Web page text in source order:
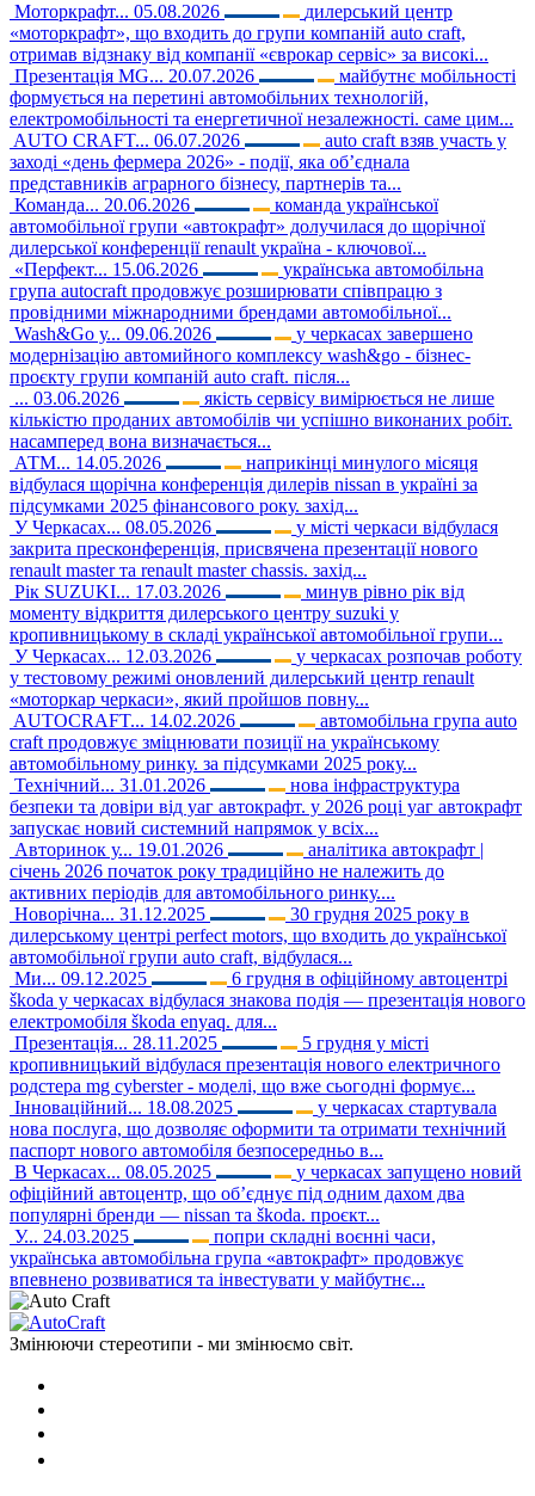
Моторкрафт... 05.08.2026
дилерський центр
«моторкрафт», що входить до групи компаній auto craft,
отримав відзнаку від компанії «єврокар сервіс» за високі...
Презентація MG... 20.07.2026
майбутнє мобільності
формується на перетині автомобільних технологій,
електромобільності та енергетичної незалежності. саме цим...
AUTO CRAFT... 06.07.2026
auto craft взяв участь у
заході «день фермера 2026» - події, яка об’єднала
представників аграрного бізнесу, партнерів та...
Команда... 20.06.2026
команда української
автомобільної групи «автокрафт» долучилася до щорічної
дилерської конференції renault україна - ключової...
«Перфект... 15.06.2026
українська автомобільна
група autocraft продовжує розширювати співпрацю з
провідними міжнародними брендами автомобільної...
Wash&Go у... 09.06.2026
у черкасах завершено
модернізацію автомийного комплексу wash&go - бізнес-
проєкту групи компаній auto craft. після...
... 03.06.2026
якість сервісу вимірюється не лише
кількістю проданих автомобілів чи успішно виконаних робіт.
насамперед вона визначається...
АТМ... 14.05.2026
наприкінці минулого місяця
відбулася щорічна конференція дилерів nissan в україні за
підсумками 2025 фінансового року. захід...
У Черкасах... 08.05.2026
у місті черкаси відбулася
закрита пресконференція, присвячена презентації нового
renault master та renault master chassis. захід...
Рік SUZUKI... 17.03.2026
минув рівно рік від
моменту відкриття дилерського центру suzuki у
кропивницькому в складі української автомобільної групи...
У Черкасах... 12.03.2026
у черкасах розпочав роботу
у тестовому режимі оновлений дилерський центр renault
«моторкар черкаси», який пройшов повну...
AUTOCRAFT... 14.02.2026
автомобільна група auto
craft продовжує зміцнювати позиції на українському
автомобільному ринку. за підсумками 2025 року...
Технічний... 31.01.2026
нова інфраструктура
безпеки та довіри від уаг автокрафт. у 2026 році уаг автокрафт
запускає новий системний напрямок у всіх...
Авторинок у... 19.01.2026
аналітика автокрафт |
січень 2026 початок року традиційно не належить до
активних періодів для автомобільного ринку....
Новорічна... 31.12.2025
30 грудня 2025 року в
дилерському центрі perfect motors, що входить до української
автомобільної групи auto craft, відбулася...
Ми... 09.12.2025
6 грудня в офіційному автоцентрі
škoda у черкасах відбулася знакова подія — презентація нового
електромобіля škoda enyaq. для...
Презентація... 28.11.2025
5 грудня у місті
кропивницький відбулася презентація нового електричного
родстера mg cyberster - моделі, що вже сьогодні формує...
Інноваційний... 18.08.2025
у черкасах стартувала
нова послуга, що дозволяє оформити та отримати технічний
паспорт нового автомобіля безпосередньо в...
В Черкасах... 08.05.2025
у черкасах запущено новий
офіційний автоцентр, що об’єднує під одним дахом два
популярні бренди — nissan та škoda. проєкт...
У... 24.03.2025
попри складні воєнні часи,
українська автомобільна група «автокрафт» продовжує
впевнено розвиватися та інвестувати у майбутнє...
Змінюючи стереотипи - ми змінюємо світ.